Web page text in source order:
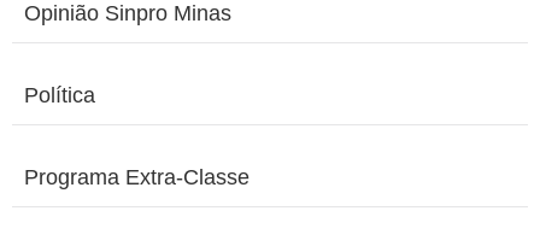
Opinião Sinpro Minas
Política
Programa Extra-Classe